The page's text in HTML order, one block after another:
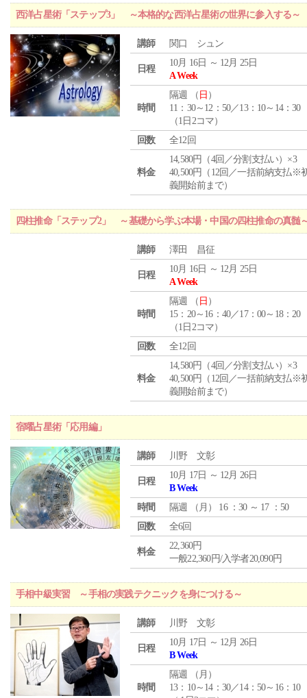
西洋占星術「ステップ3」 ～本格的な西洋占星術の世界に参入する～
講師 関口 シュン
日程
10月 16日 ～ 12月 25日
A Week
時間
隔週 （ 日 ）
11：30～12：50／13：10～14：30
（1日2コマ）
回数
全12回
料金
14,580円（4回／分割支払い）×3
40,500円（12回／一括前納支払※
義開始前まで）
四柱推命「ステップ2」 ～基礎から学ぶ本場・中国の四柱推命の真髄
講師 澤田 昌征
日程
10月 16日 ～ 12月 25日
A Week
時間
隔週 （ 日 ）
15：20～16：40／17：00～18：20
（1日2コマ）
回数
全12回
料金
14,580円（4回／分割支払い）×3
40,500円（12回／一括前納支払※
義開始前まで）
宿曜占星術「応用編」
講師 川野 文彰
日程
10月 17日 ～ 12月 26日
B Week
時間
隔週 （ 月 ） 16 ：30 ～ 17 ：50
回数
全6回
料金
22,360円
一般22,360円/入学者20,090円
手相中級実習 ～手相の実践テクニックを身につける～
講師 川野 文彰
日程
10月 17日 ～ 12月 26日
B Week
時間
隔週 （ 月 ）
13：10～14：30／14：50～16：10